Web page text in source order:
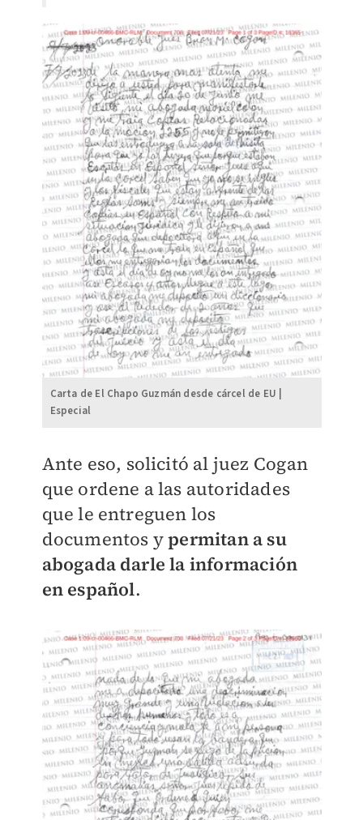
Carta de El Chapo Guzmán desde cárcel de EU |
Especial
Ante eso, solicitó al juez Cogan
que ordene a las autoridades
que le entreguen los
documentos ypermitan a su
abogada darle la información
en español.